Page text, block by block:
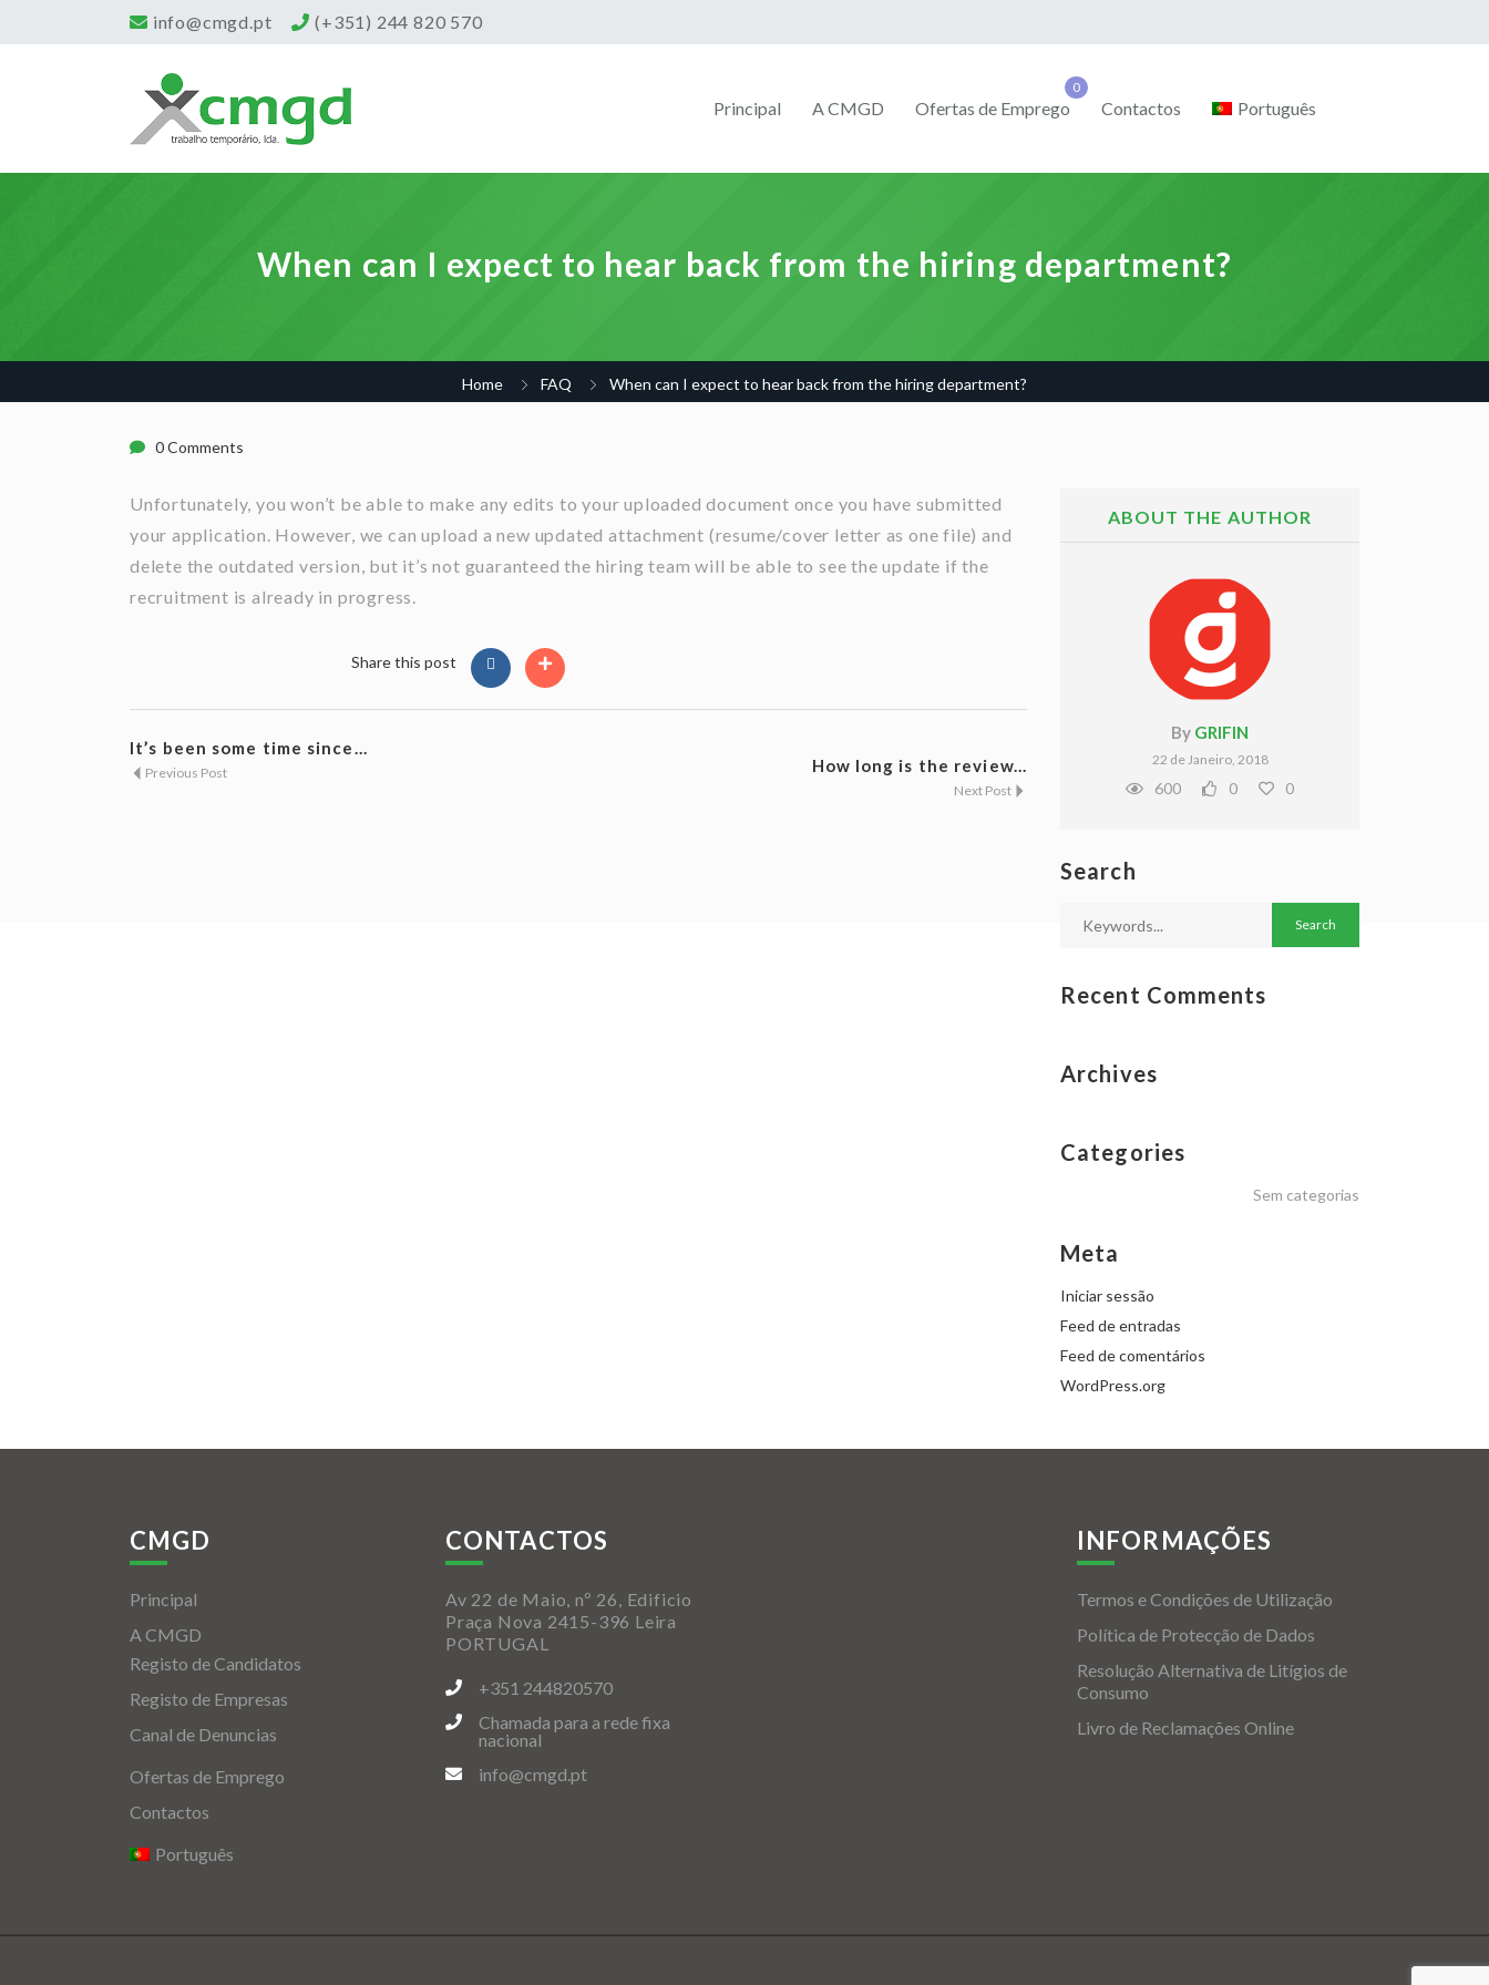
info@cmgd.pt (+351) 244 820 570
Principal A CMGD Ofertas de Emprego Contactos Português
When can I expect to hear back from the hiring department?
Home FAQ When can I expect to hear back from the hiring department?
0 Comments
Unfortunately, you won’t be able to make any edits to your uploaded document once you have submitted
your application. However, we can upload a new updated attachment (resume/cover letter as one file) and
delete the outdated version, but it’s not guaranteed the hiring team will be able to see the update if the
recruitment is already in progress.
Share this post
It’s been some time since...
Previous Post How long is the review...
Next Post
ABOUT THE AUTHOR
By GRIFIN
22 de Janeiro, 2018
600 0 0
Search
Recent Comments
Archives
Categories
Sem categorias
Meta
Iniciar sessão
Feed de entradas
Feed de comentários
WordPress.org
CMGD
Principal
A CMGD
Registo de Candidatos
Registo de Empresas
Canal de Denuncias
Ofertas de Emprego
Contactos
Português
CONTACTOS
Av 22 de Maio, nº 26, Edificio
Praça Nova 2415-396 Leira
PORTUGAL
+351 244820570
Chamada para a rede fixa
nacional
info@cmgd.pt
INFORMAÇÕES
Termos e Condições de Utilização
Política de Protecção de Dados
Resolução Alternativa de Litígios de
Consumo
Livro de Reclamações Online